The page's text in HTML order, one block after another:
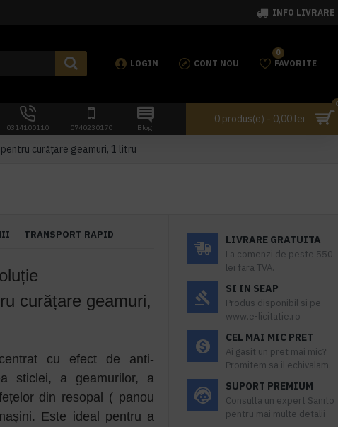
INFO LIVRARE
LOGIN CONT NOU FAVORITE
0
0314100110 0740230170 Blog
0 produs(e) - 0,00 lei
curățare geamuri, 1 litru
TRANSPORT RAPID
curățare geamuri,
cu efect de anti-
sticlei, a geamurilor, a
din resopal ( panou
Este ideal pentru a
LIVRARE GRATUITA
La comenzi de peste 550
lei fara TVA.
SI IN SEAP
Produs disponibil si pe
www.e-licitatie.ro
CEL MAI MIC PRET
Ai gasit un pret mai mic?
Promitem sa il echivalam.
SUPORT PREMIUM
Consulta un expert Sanito
pentru mai multe detalii